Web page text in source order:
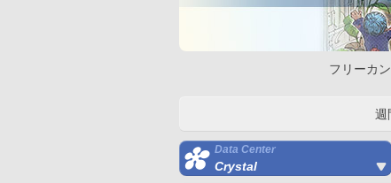
フリーカ
週
Data Center
Crystal